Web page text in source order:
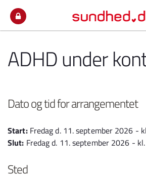
ADHD under
Dato og tid for arrangementet
Start: Fredag d. 11. september 2026 -
Slut: Fredag d. 11. september 2026 -
Sted